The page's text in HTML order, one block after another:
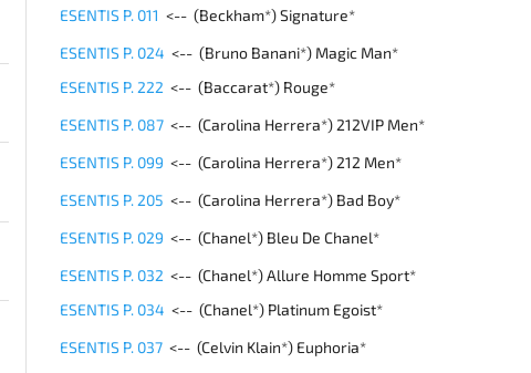
ESENTIS P. 011 <-- (Beckham*) Signature*
ESENTIS P. 024 <-- (Bruno Banani*) Magic Man*
ESENTIS P. 222 <-- (Baccarat*) Rouge*
ESENTIS P. 087 <-- (Carolina Herrera*) 212VIP Men*
ESENTIS P. 099 <-- (Carolina Herrera*) 212 Men*
ESENTIS P. 205 <-- (Carolina Herrera*) Bad Boy*
ESENTIS P. 029 <-- (Chanel*) Bleu De Chanel*
ESENTIS P. 032 <-- (Chanel*) Allure Homme Sport*
ESENTIS P. 034 <-- (Chanel*) Platinum Egoist*
ESENTIS P. 037 <-- (Celvin Klain*) Euphoria*